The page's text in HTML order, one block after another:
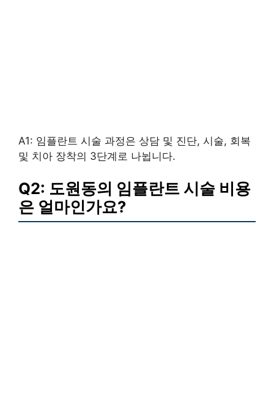
A1: 임플란트 시술 과정은 상담 및 진단, 시술, 회복
및 치아 장착의 3단계로 나뉩니다.
Q2: 도원동의 임플란트 시술 비용
은 얼마인가요?